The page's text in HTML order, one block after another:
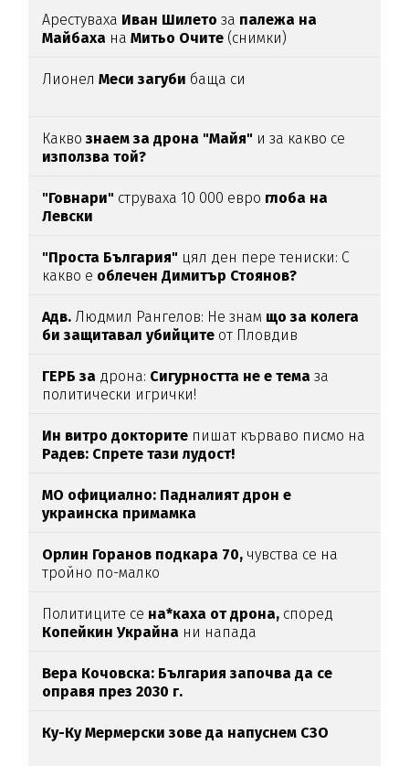
Арестуваха Иван Шилетоза палежа на
Майбаха наМитьо Очите (снимки)
Лионел Меси загуби баща си
Каквознаем за дрона "Майя" и за какво се
използва той?
"Говнари" струваха 10 000 евро глоба на
Левски
"Проста България" цял ден пере тениски: С
какво е облечен Димитър Стоянов?
Адв. Людмил Рангелов: Не знам що за колега
би защитавал убийците от Пловдив
ГЕРБ за дрона: Сигурността не е темаза
политически игрички!
Ин витро докторите пишат кърваво писмо на
Радев: Спрете тази лудост!
МО официално: Падналият дрон е
украинска примамка
Орлин Горанов подкара 70, чувства се на
тройно по-малко
Политиците се на*каха от дрона, според
Копейкин Украйна ни напада
Вера Кочовска: България започва да се
оправя през 2030 г.
Ку-Ку Мермерски зове да напуснем СЗО